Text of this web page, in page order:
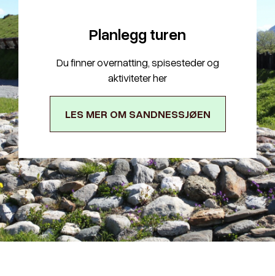
Planlegg turen
Du finner overnatting, spisesteder og
aktiviteter her
LES MER OM SANDNESSJØEN